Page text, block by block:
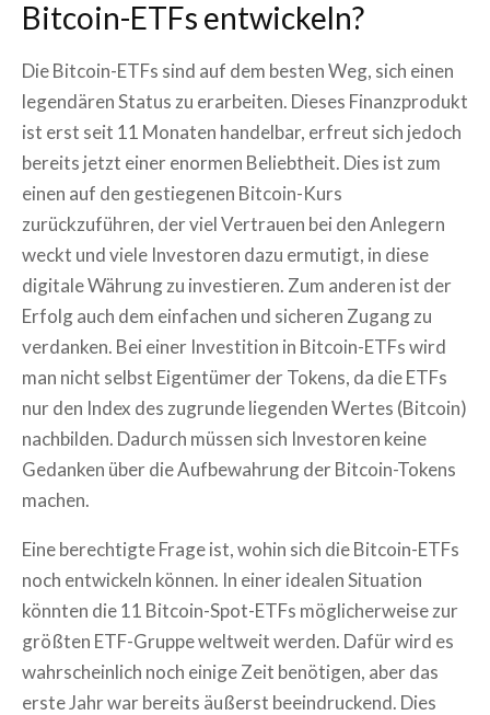
Bitcoin-ETFs entwickeln?
Die Bitcoin-ETFs sind auf dem besten Weg, sich einen
legendären Status zu erarbeiten. Dieses Finanzprodukt
ist erst seit 11 Monaten handelbar, erfreut sich jedoch
bereits jetzt einer enormen Beliebtheit. Dies ist zum
einen auf den gestiegenen Bitcoin-Kurs
zurückzuführen, der viel Vertrauen bei den Anlegern
weckt und viele Investoren dazu ermutigt, in diese
digitale Währung zu investieren. Zum anderen ist der
Erfolg auch dem einfachen und sicheren Zugang zu
verdanken. Bei einer Investition in Bitcoin-ETFs wird
man nicht selbst Eigentümer der Tokens, da die ETFs
nur den Index des zugrunde liegenden Wertes (Bitcoin)
nachbilden. Dadurch müssen sich Investoren keine
Gedanken über die Aufbewahrung der Bitcoin-Tokens
machen.
Eine berechtigte Frage ist, wohin sich die Bitcoin-ETFs
noch entwickeln können. In einer idealen Situation
könnten die 11 Bitcoin-Spot-ETFs möglicherweise zur
größten ETF-Gruppe weltweit werden. Dafür wird es
wahrscheinlich noch einige Zeit benötigen, aber das
erste Jahr war bereits äußerst beeindruckend. Dies